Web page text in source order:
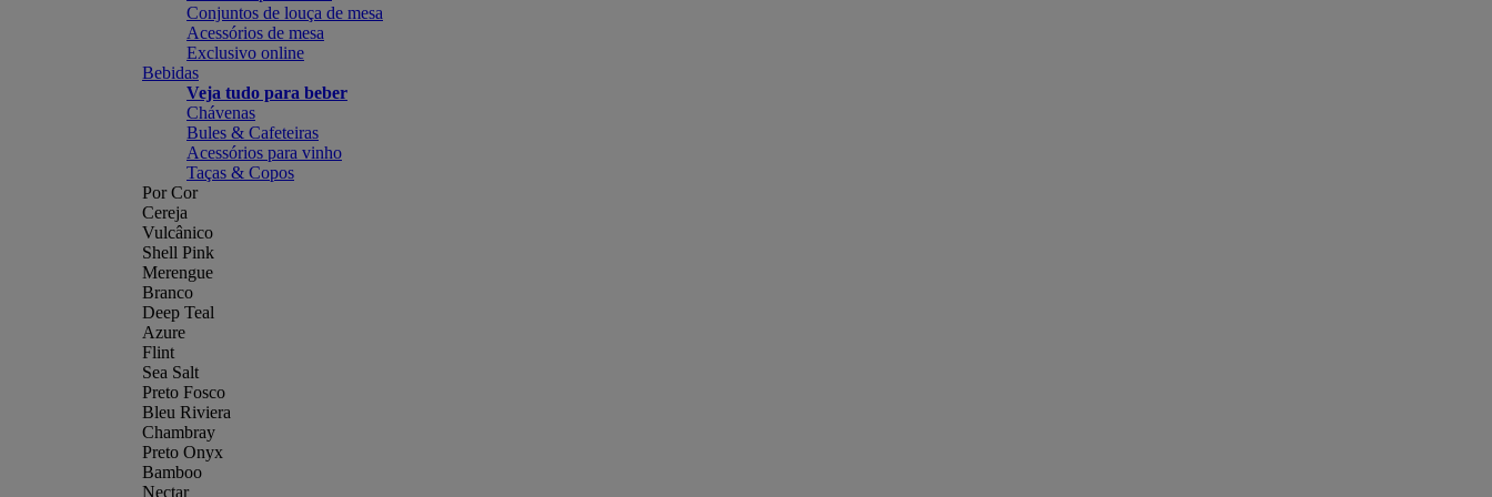
Conjuntos de louça de mesa
Acessórios de mesa
Exclusivo online
Bebidas
Veja tudo para beber
Chávenas
Bules & Cafeteiras
Acessórios para vinho
Taças & Copos
Por Cor
Cereja
Vulcânico
Shell Pink
Merengue
Branco
Deep Teal
Azure
Flint
Sea Salt
Preto Fosco
Bleu Riviera
Chambray
Preto Onyx
Bamboo
Nectar